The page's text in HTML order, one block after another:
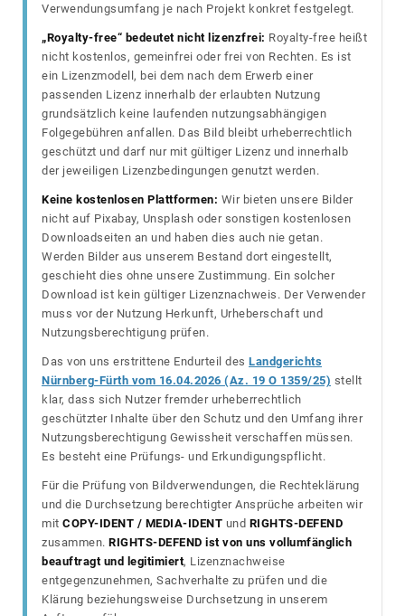
Verwendungsumfang je nach Projekt konkret festgelegt.
„Royalty-free“ bedeutet nicht lizenzfrei: Royalty-free heißt
nicht kostenlos, gemeinfrei oder frei von Rechten. Es ist
ein Lizenzmodell, bei dem nach dem Erwerb einer
passenden Lizenz innerhalb der erlaubten Nutzung
grundsätzlich keine laufenden nutzungsabhängigen
Folgegebühren anfallen. Das Bild bleibt urheberrechtlich
geschützt und darf nur mit gültiger Lizenz und innerhalb
der jeweiligen Lizenzbedingungen genutzt werden.
Keine kostenlosen Plattformen: Wir bieten unsere Bilder
nicht auf Pixabay, Unsplash oder sonstigen kostenlosen
Downloadseiten an und haben dies auch nie getan.
Werden Bilder aus unserem Bestand dort eingestellt,
geschieht dies ohne unsere Zustimmung. Ein solcher
Download ist kein gültiger Lizenznachweis. Der Verwender
muss vor der Nutzung Herkunft, Urheberschaft und
Nutzungsberechtigung prüfen.
Das von uns erstrittene Endurteil des Landgerichts
Nürnberg-Fürth vom 16.04.2026 (Az. 19 O 1359/25) stellt
klar, dass sich Nutzer fremder urheberrechtlich
geschützter Inhalte über den Schutz und den Umfang ihrer
Nutzungsberechtigung Gewissheit verschaffen müssen.
Es besteht eine Prüfungs- und Erkundigungspflicht.
Für die Prüfung von Bildverwendungen, die Rechteklärung
und die Durchsetzung berechtigter Ansprüche arbeiten wir
mit COPY-IDENT / MEDIA-IDENT und RIGHTS-DEFEND
zusammen. RIGHTS-DEFEND ist von uns vollumfänglich
beauftragt und legitimiert, Lizenznachweise
entgegenzunehmen, Sachverhalte zu prüfen und die
Klärung beziehungsweise Durchsetzung in unserem